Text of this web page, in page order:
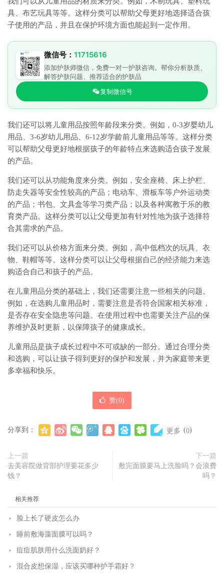
具、布艺玩具等等。这样分类可以帮助父母更好地选择适合孩
子使用的产品，并且在保护环境方面也能起到一定作用。
微信号： 11715616
添加护肤师微信，免费一对一护肤咨询。帮你分析肤质、
解答护肤问题、推荐适合的护肤品
复制微信号
我们还可以将儿童用品按照年龄段来分类。例如，0-3岁婴幼儿
用品、3-6岁幼儿用品、6-12岁学龄前儿童用品等等。这样分类
可以帮助父母更好地根据孩子的年龄特点来选购适合孩子发展
的产品。
我们还可以从功能角度来分类。例如，安全座椅、床上护栏、
防走失器等安全性较高的产品；电动车、滑板车等户外运动类
的产品；书包、文具盒等学习类产品；以及各种寓教于乐的教
育类产品。这样分类可以让父母更加有针对性地为孩子选择符
合其需求的产品。
我们还可以从价格方面来分类。例如，高中低档次的玩具、衣
物、鞋帽等等。这样分类可以让父母根据自己的经济能力来选
购适合自己和孩子的产品。
在儿童用品分类的基础上，我们还需要注意一些相关的问题。
例如，在选购儿童用品时，需要注意是否符合国家相关标准，
是否存在安全隐患等问题。在使用过程中也需要关注产品的保
养维护及时更新，以保障孩子的健康成长。
儿童用品是孩子成长过程中不可或缺的一部分。通过合理分类
和选购，可以让孩子得到更好的保护和发展，并为家庭带来更
多幸福和快乐。
赞(0)
分享到： 更多 (0)
上一篇
去美容院做背部护理要花多少
钱？
下一篇
敷完面膜要马上洗脸吗？会浪费
吗？
相关推荐
脸上长了硬皮怎么办
睡前敷海藻面膜可以吗？
痘痘肌肤用什么洗面奶好？
混合皮想保湿，应该买哪种护手霜好？